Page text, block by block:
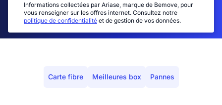
Informations collectées par Ariase, marque de Bemove, pour
vous renseigner sur les offres internet. Consultez notre
politique de confidentialité et de gestion de vos données.
Carte fibre Meilleures box Pannes